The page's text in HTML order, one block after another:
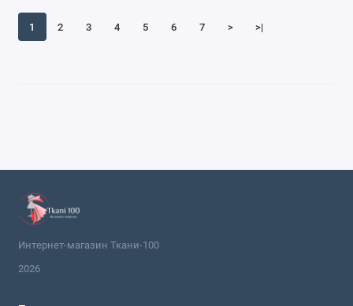
1 2 3 4 5 6 7 > >|
Интернет-магазин Ткани-100
2026